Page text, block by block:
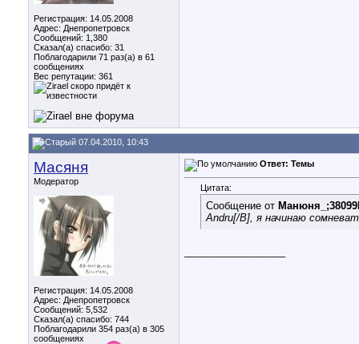
Регистрация: 14.05.2008
Адрес: Днепропетровск
Сообщений: 1,380
Сказал(а) спасибо: 31
Поблагодарили 71 раз(а) в 61
сообщениях
Вес репутации: 361
07.04.2010, 10:43
Масяня
Модератор
Регистрация: 14.05.2008
Адрес: Днепропетровск
Сообщений: 5,532
Сказал(а) спасибо: 744
Поблагодарили 354 раз(а) в 305
сообщениях
Ответ: Темы
Цитата:
Сообщение от
Andru[/B], я начинаю